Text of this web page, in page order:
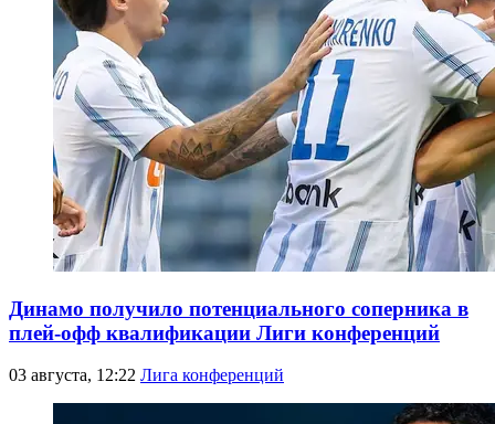
Динамо получило потенциального соперника в
плей-офф квалификации Лиги конференций
03 августа, 12:22 Лига конференций